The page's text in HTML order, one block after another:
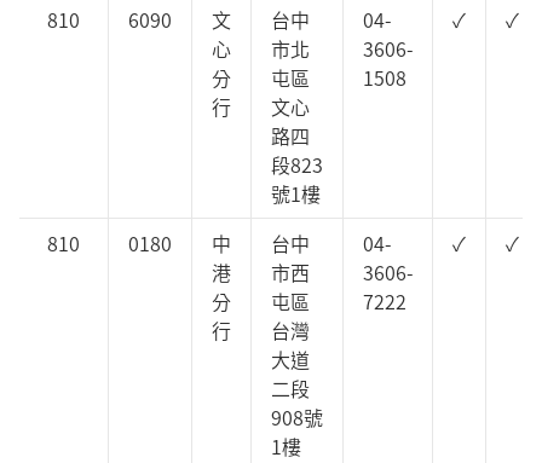
810 6090
文
心
分
行
台中
市北
屯區
文心
路四
段823
號1樓
04-
3606-
1508
✓ ✓
810 0180
中
港
分
行
台中
市西
屯區
台灣
大道
二段
908號
1樓
04-
3606-
7222
✓ ✓